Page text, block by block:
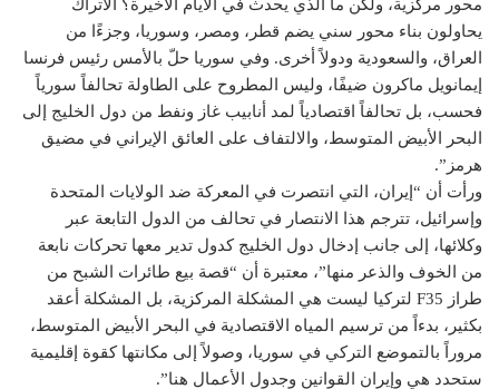
محور مركزية، ولكن ما الذي يحدث في الأيام الأخيرة؟ الأتراك
يحاولون بناء محور سني يضم قطر، ومصر، وسوريا، وجزءًا من
العراق، والسعودية ودولاً أخرى. وفي سوريا حلّ بالأمس رئيس فرنسا
إيمانويل ماكرون ضيفًا، وليس المطروح على الطاولة تحالفاً سورياً
فحسب، بل تحالفاً اقتصادياً لمد أنابيب غاز ونفط من دول الخليج إلى
البحر الأبيض المتوسط، والالتفاف على العائق الإيراني في مضيق
هرمز”.
ورأت أن “إيران، التي انتصرت في المعركة ضد الولايات المتحدة
وإسرائيل، تترجم هذا الانتصار في تحالف من الدول التابعة عبر
وكلائها، إلى جانب إدخال دول الخليج كدول تدير معها تحركات نابعة
من الخوف والذعر منها”، معتبرة أن “قصة بيع طائرات الشبح من
طراز F35 لتركيا ليست هي المشكلة المركزية، بل المشكلة أعقد
بكثير، بدءاً من ترسيم المياه الاقتصادية في البحر الأبيض المتوسط،
مروراً بالتموضع التركي في سوريا، وصولاً إلى مكانتها كقوة إقليمية
ستحدد هي وإيران القوانين وجدول الأعمال هنا”.